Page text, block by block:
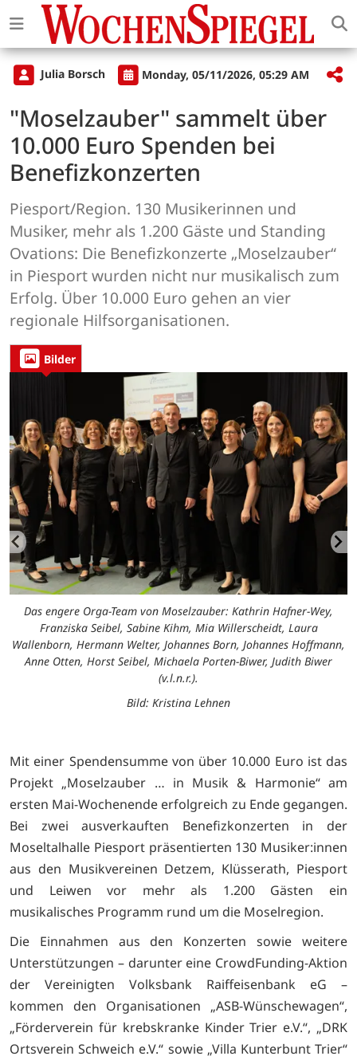
Julia Borsch Monday, 05/11/2026, 05:29 AM
"Moselzauber" sammelt über
10.000 Euro Spenden bei
Benefizkonzerten
Piesport/Region. 130 Musikerinnen und
Musiker, mehr als 1.200 Gäste und Standing
Ovations: Die Benefizkonzerte „Moselzauber“
in Piesport wurden nicht nur musikalisch zum
Erfolg. Über 10.000 Euro gehen an vier
regionale Hilfsorganisationen.
Bilder
Das engere Orga-Team von Moselzauber: Kathrin Hafner-Wey,
Franziska Seibel, Sabine Kihm, Mia Willerscheidt, Laura
Wallenborn, Hermann Welter, Johannes Born, Johannes Hoffmann,
Anne Otten, Horst Seibel, Michaela Porten-Biwer, Judith Biwer
(v.l.n.r.).
Bild: Kristina Lehnen
Mit einer Spendensumme von über 10.000 Euro ist das
Projekt „Moselzauber … in Musik & Harmonie“ am
ersten Mai-Wochenende erfolgreich zu Ende gegangen.
Bei zwei ausverkauften Benefizkonzerten in der
Moseltalhalle Piesport präsentierten 130 Musiker:innen
aus den Musikvereinen Detzem, Klüsserath, Piesport
und Leiwen vor mehr als 1.200 Gästen ein
musikalisches Programm rund um die Moselregion.
Die Einnahmen aus den Konzerten sowie weitere
Unterstützungen – darunter eine CrowdFunding-Aktion
der Vereinigten Volksbank Raiffeisenbank eG –
kommen den Organisationen „ASB-Wünschewagen“,
„Förderverein für krebskranke Kinder Trier e.V.“, „DRK
Ortsverein Schweich e.V.“ sowie „Villa Kunterbunt Trier“